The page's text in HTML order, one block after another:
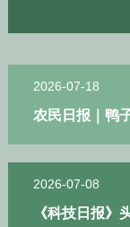
2026-07-18
农民日报｜鸭
2026-07-08
《科技日报》
2026-06-16
山东农业大学
指南》
2024-06-17
山东农业大学